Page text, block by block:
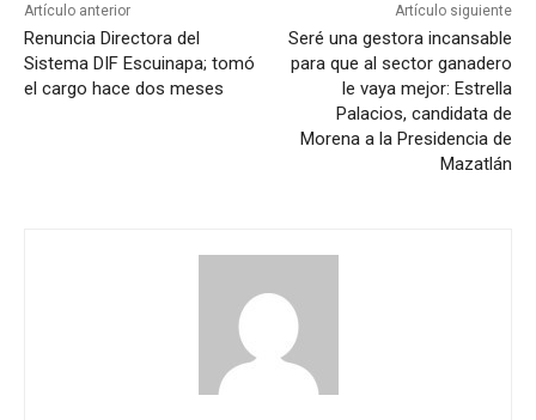
Artículo anterior
Renuncia Directora del
Sistema DIF Escuinapa; tomó
el cargo hace dos meses
Artículo siguiente
Seré una gestora incansable
para que al sector ganadero
le vaya mejor: Estrella
Palacios, candidata de
Morena a la Presidencia de
Mazatlán